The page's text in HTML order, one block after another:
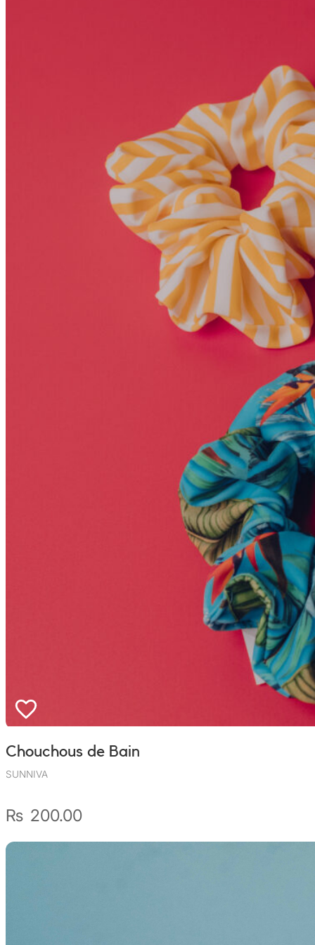
Chouchous de Bain
SUNNIVA
₨ 200.00